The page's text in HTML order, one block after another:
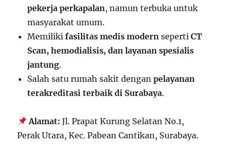
pekerja perkapalan, namun terbuka untuk
masyarakat umum.
Memilikifasilitas medis modern sepertiCT
Scan, hemodialisis, dan layanan spesialis
jantung.
Salah satu rumah sakit denganpelayanan
terakreditasi terbaik di Surabaya.
Alamat: Jl. Prapat Kurung Selatan No.1,
Perak Utara, Kec. Pabean Cantikan, Surabaya.